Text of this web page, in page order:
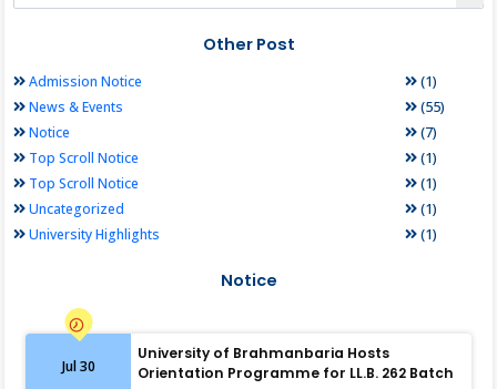
Other Post
Admission Notice (1)
News & Events (55)
Notice (7)
Top Scroll Notice (1)
Top Scroll Notice (1)
Uncategorized (1)
University Highlights (1)
Notice
Jul 30
University of Brahmanbaria Hosts
Orientation Programme for LL.B. 262 Batch